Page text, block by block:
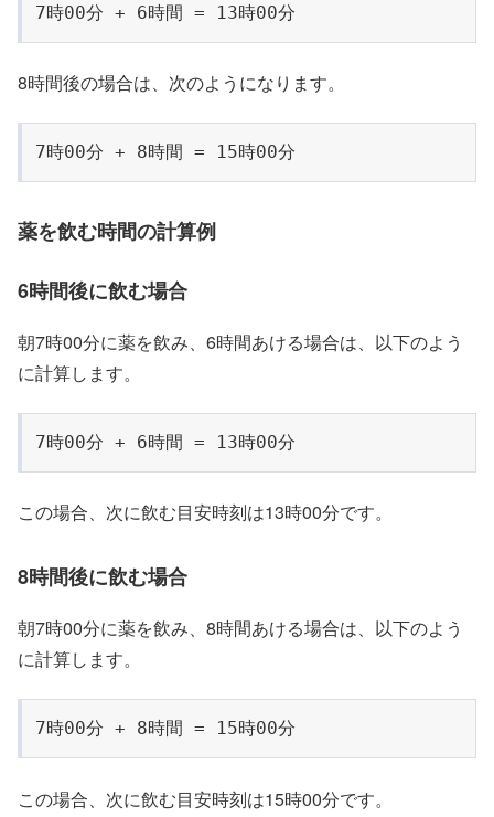
7時00分 + 6時間 = 13時00分
8時間後の場合は、次のようになります。
7時00分 + 8時間 = 15時00分
薬を飲む時間の計算例
6時間後に飲む場合
朝7時00分に薬を飲み、6時間あける場合は、以下のよう
に計算します。
7時00分 + 6時間 = 13時00分
この場合、次に飲む目安時刻は13時00分です。
8時間後に飲む場合
朝7時00分に薬を飲み、8時間あける場合は、以下のよう
に計算します。
7時00分 + 8時間 = 15時00分
この場合、次に飲む目安時刻は15時00分です。